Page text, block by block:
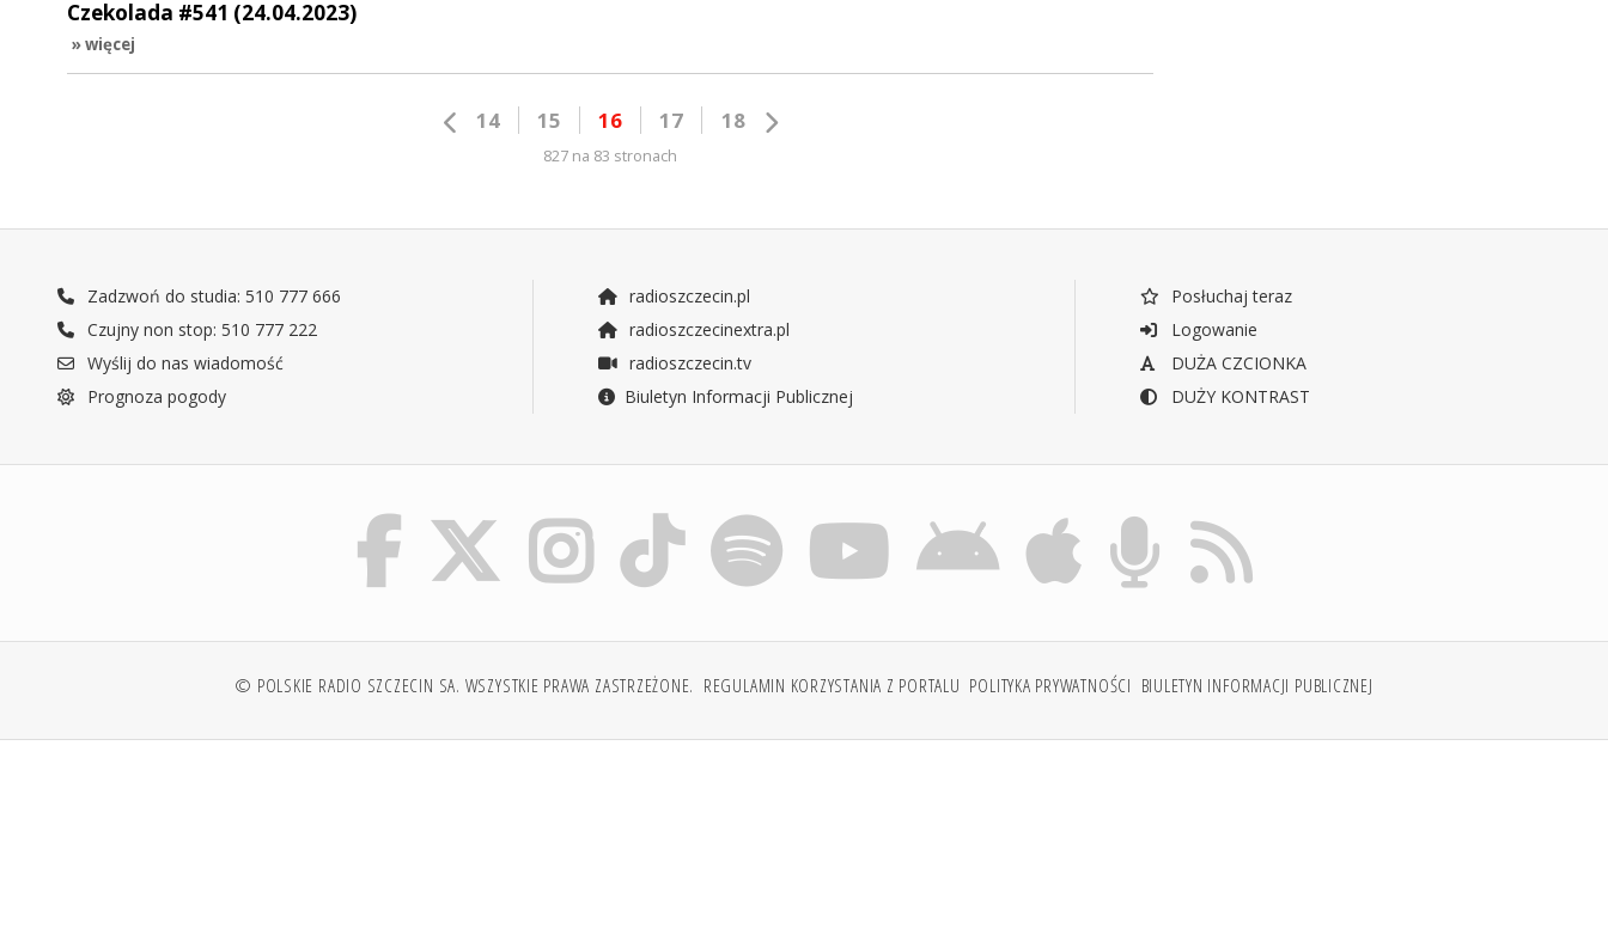
Czekolada #541 (24.04.2023)
» więcej
14 15 16 17 18
827 na 83 stronach
Zadzwoń do studia: 510 777 666
Czujny non stop: 510 777 222
Wyślij do nas wiadomość
Prognoza pogody
radioszczecin.pl
radioszczecinextra.pl
radioszczecin.tv
Biuletyn Informacji Publicznej
Posłuchaj teraz
Logowanie
DUŻA CZCIONKA
DUŻY KONTRAST
© POLSKIE RADIO SZCZECIN SA. WSZYSTKIE PRAWA ZASTRZEŻONE. REGULAMIN KORZYSTANIA Z PORTALU POLITYKA PRYWATNOŚCI BIULETYN INFORMACJI PUBLICZNEJ